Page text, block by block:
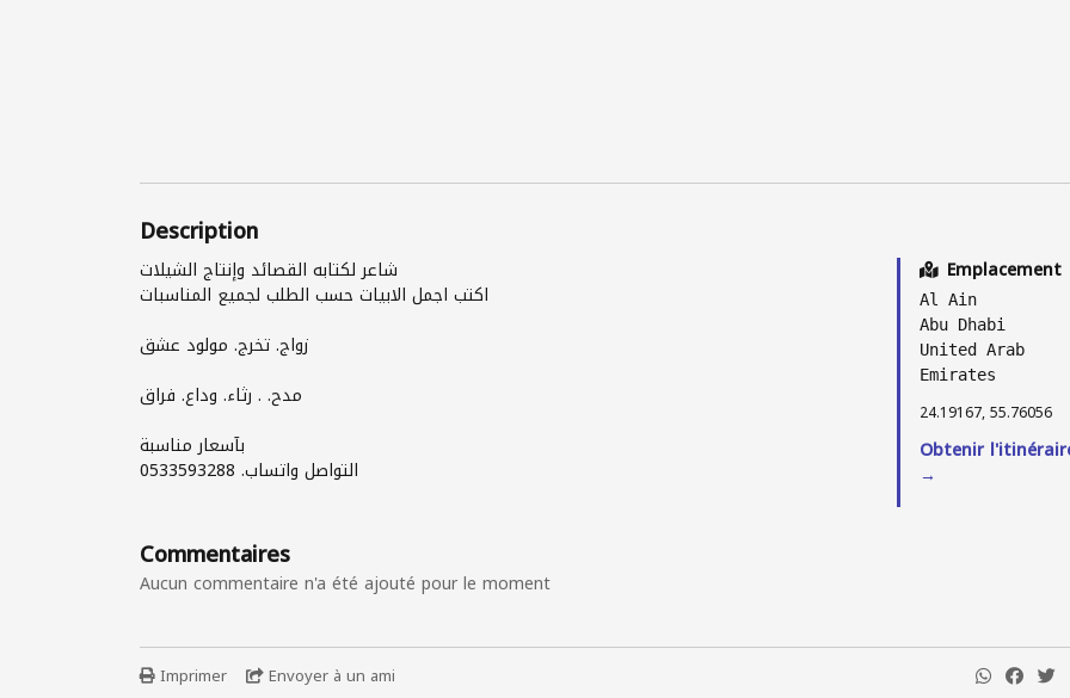
Description
شاعر لكتابه القصائد وإنتاج الشيلات
اكتب اجمل الابيات حسب الطلب لجميع المناسبات
زواج. تخرج. مولود عشق
مدح. . رثاء. وداع. فراق
بآسعار مناسبة
التواصل واتساب. ‏‪0533593288‬‏
Emplacement
Al Ain
Abu Dhabi
United Arab
Emirates
24.19167, 55.76056
Obtenir
→
Commentaires
Aucun commentaire n'a été ajouté pour le moment
Imprimer Envoyer à un ami